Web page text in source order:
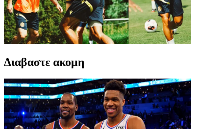
Διαβαστε ακομη